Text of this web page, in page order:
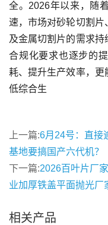
全。2026年以来，随
速，市场对砂轮切割片
及金属切割片的需求持
合规化要求也逐步的
耗、提升生产效率，
低综合生
上一篇:6月24号：直接
基地要搞国产六代机？
下一篇:2026百叶片厂
业加厚铁盖平面抛光厂
相关产品